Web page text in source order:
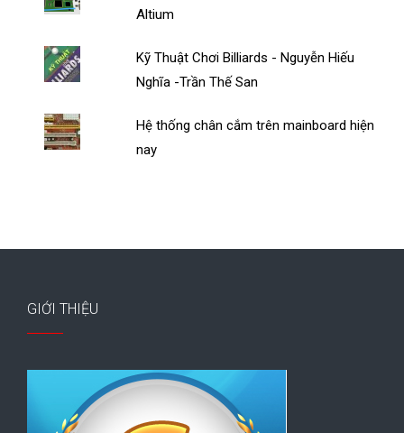
Altium
Kỹ Thuật Chơi Billiards - Nguyễn Hiếu
Nghĩa -Trần Thế San
Hệ thống chân cắm trên mainboard hiện
nay
GIỚI THIỆU